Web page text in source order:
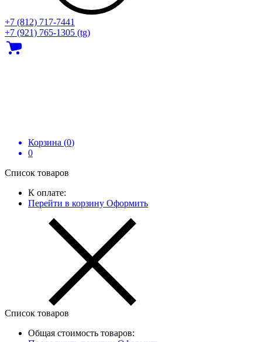
+7 (812) 717‑7441
+7 (921) 765-1305 (tg)
Корзина (0)
0
Список товаров
К оплате:
Перейти в корзину Оформить
Список товаров
Общая стоимость товаров: